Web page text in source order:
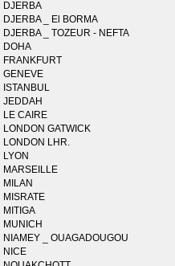
DJERBA
DJERBA _ El BORMA
DJERBA _ TOZEUR - NEFTA
DOHA
FRANKFURT
GENEVE
ISTANBUL
JEDDAH
LE CAIRE
LONDON GATWICK
LONDON LHR.
LYON
MARSEILLE
MILAN
MISRATE
MITIGA
MUNICH
NIAMEY _ OUAGADOUGOU
NICE